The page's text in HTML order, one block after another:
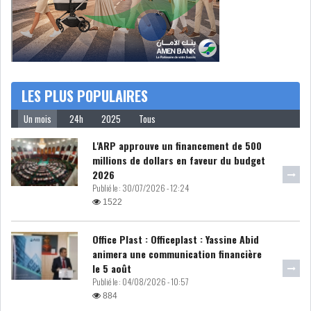
LE DÉFICIT COURANT SE
CREUSE À NOUVEAU,...
INS : L'INFLATION RECULE À
5,1% EN...
IRADA : PREMIER APPEL À
FONDATION POUR L...
POLITIQUE
PRÉSIDENTIELLES
ACTUALITÉS
LES PLUS POPULAIRES
Un mois 24h 2025 Tous
L'ARP approuve un financement de 500
millions de dollars en faveur du budget
2026
Publié le : 30/07/2026 - 12:24
1522
Office Plast : Officeplast : Yassine Abid
animera une communication financière
le 5 août
Publié le : 04/08/2026 - 10:57
884